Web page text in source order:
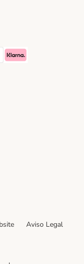
Method
Payment Method
Klarna Payment Method
Aviso Legal